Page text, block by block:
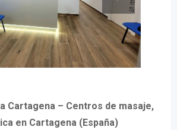
Cartagena – Centros de masaje,
en Cartagena (España)